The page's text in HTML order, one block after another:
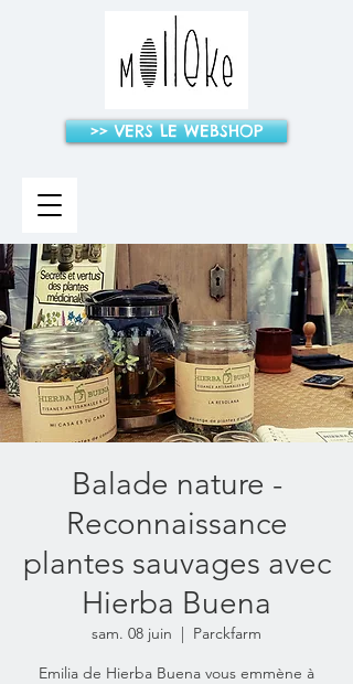
>> VERS LE WEBSHOP
Balade nature -
Reconnaissance
plantes sauvages avec
Hierba Buena
sam. 08 juin
  |
Parckfarm
Emilia de Hierba Buena vous emmène à